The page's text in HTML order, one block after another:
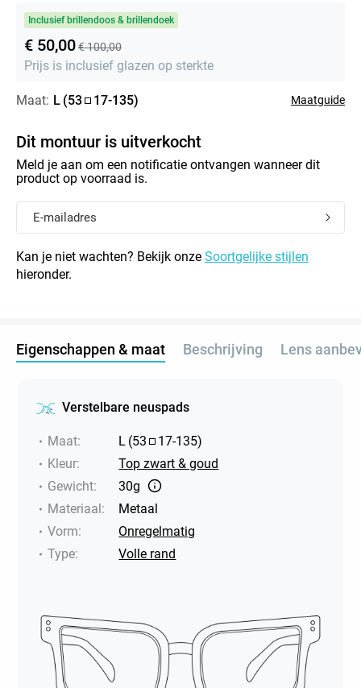
Inclusief brillendoos & brillendoek
€ 50,00€ 100,00
Prijs is inclusief glazen op sterkte
Maat: L (53 17-135) Maatguide
Dit montuur is uitverkocht
Meld je aan om een notificatie ontvangen wanneer dit
product op voorraad is.
Kan je niet wachten? Bekijk onze Soortgelijke stijlen
hieronder.
Eigenschappen & maat Beschrijving Lens
Verstelbare neuspads
Maat: L (53 17-135)
Kleur:
Top zwart & goud
Gewicht:
30g
Materiaal:
Metaal
Vorm:
Onregelmatig
Type: Volle rand